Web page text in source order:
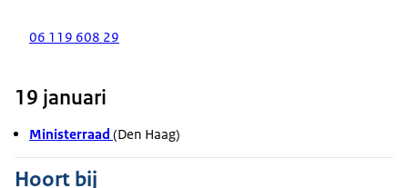
06 119 608 29
19 januari
Ministerraad (Den Haag)
Hoort bij